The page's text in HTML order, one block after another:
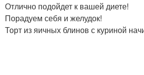
Отлично подойдет к вашей диете!
Порадуем себя и желудок!
Торт из яичных блинов с куриной